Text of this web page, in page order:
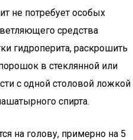
не потребует особых
средства
гидроперита, раскрошить
в стеклянной или
с одной столовой ложкой
спирта.
на голову, примерно на 5